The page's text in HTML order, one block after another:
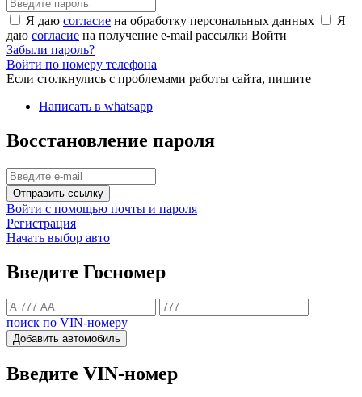
Я даю согласие на обработку персональных данных
Я
даю согласие на получение e-mail рассылки Войти
Забыли пароль?
Войти по номеру телефона
Если столкнулись с проблемами работы сайта, пишите
Написать в whatsapp
Восстановление пароля
Отправить ссылку
Войти с помощью почты и пароля
Регистрация
Начать выбор авто
Введите Госномер
поиск по VIN-номеру
Добавить автомобиль
Введите VIN-номер